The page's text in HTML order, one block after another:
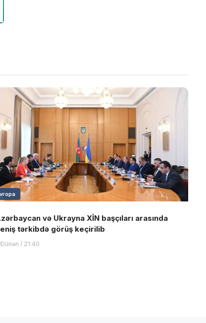
və Ukrayna XİN başçıları arasında
tərkibdə görüş keçirilib
Dünən / 21:40